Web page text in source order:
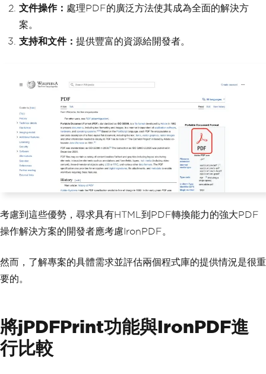
("output.pdf"));
}
文件操作： 處理PDF的廣泛方法使其成為全面的解決方
案。
支持和文件： 提供豐富的資源給開發者。
考慮到這些優勢，尋求具有HTML到PDF轉換能力的強大PDF
操作解決方案的開發者應考慮IronPDF。
然而，了解專案的具體需求並評估兩個程式庫的提供情況是很重
要的。
將jPDFPrint功能與IronPDF進
行比較